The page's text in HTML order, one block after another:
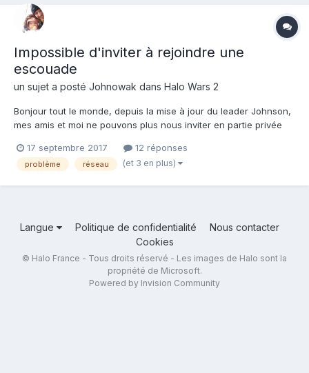
Impossible d'inviter à rejoindre une
escouade
un sujet a posté Johnowak dans Halo Wars 2
Bonjour tout le monde, depuis la mise à jour du leader Johnson,
mes amis et moi ne pouvons plus nous inviter en partie privée
semblerait que ce soit lié au fait que nous soyons tous chez
Orange car lorsque certains de mes amis étant chez d autre...
17 septembre 2017 12 réponses
problème réseau (et 3 en plus)
Langue Politique de confidentialité
Nous contacter
Cookies
© Halo France - Tous droits réservé - Les images de Halo sont la
propriété de Microsoft.
Powered by Invision Community